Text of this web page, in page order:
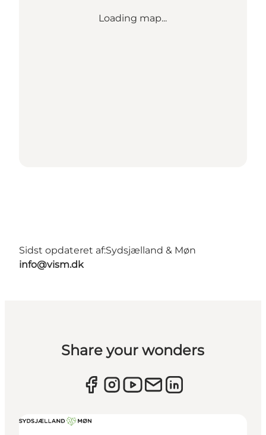
Loading map...
Sidst opdateret af:Sydsjælland & Møn
info@vism.dk
Share your wonders